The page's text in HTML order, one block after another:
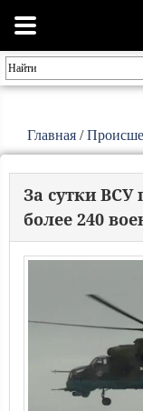
Главная /
За сутки ВСУ
более 240